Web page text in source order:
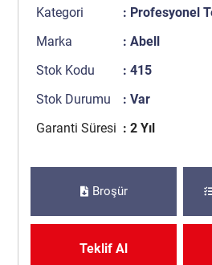
Kategori : Profesyonel
Marka
: Abell
Stok Kodu
: 415
Stok Durumu
: Var
Garanti Süresi : 2 Yıl
Broşür
Teklif Al